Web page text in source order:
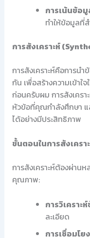
การเน้นข้อ
ทำให้ข้อมูลที่
การสังเคราะห์
การสังเคราะห์คือการน
กัน เพื่อสร้างความเข้าใ
ก่อนครับผม การสังเคร
หัวข้อที่คุณกำลังศึกษา แ
ได้อย่างมีประสิทธิภาพ
ขั้นตอนในการสังเครา
การสังเคราะห์ต้องผ่าน
คุณภาพ:
การวิเคราะ
ละเอียด
การเชื่อมโย